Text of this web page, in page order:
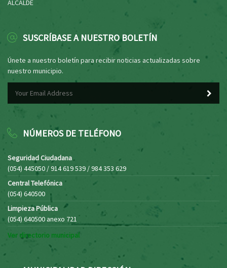
ALCALDE
SUSCRÍBASE A NUESTRO BOLETÍN
Únete a nuestro boletín para recibir noticias actualizadas sobre
nuestro municipio.
NÚMEROS DE TELÉFONO
Seguridad Ciudadana
(054) 445050 / 914 619 539 / 984 353 629
Central Telefónica
(054) 640500
Limpieza Pública
(054) 640500 anexo 721
Ver directorio municipal